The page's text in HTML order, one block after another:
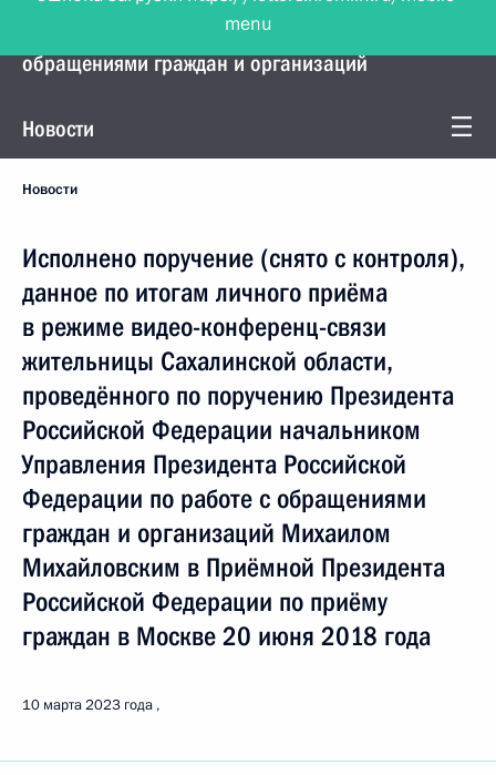
Управление Президента по работе с
обращениями граждан и организаций
Новости
Новости
Исполнено поручение (снято с контроля),
данное по итогам личного приёма
в режиме видео-конференц-связи
жительницы Сахалинской области,
проведённого по поручению Президента
Российской Федерации начальником
Управления Президента Российской
Федерации по работе с обращениями
граждан и организаций Михаилом
Михайловским в Приёмной Президента
Российской Федерации по приёму
граждан в Москве 20 июня 2018 года
10 марта 2023 года
menu